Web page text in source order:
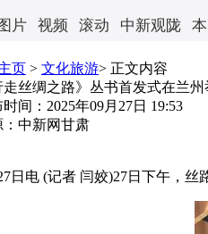
片 视频 滚动 中新观陇
页 > 文化旅游> 正文内容
走丝绸之路》丛书首发式在兰
间： 2025年09月27日 19:53
中新网甘肃
电 (记者 闫姣)27日下午，丝